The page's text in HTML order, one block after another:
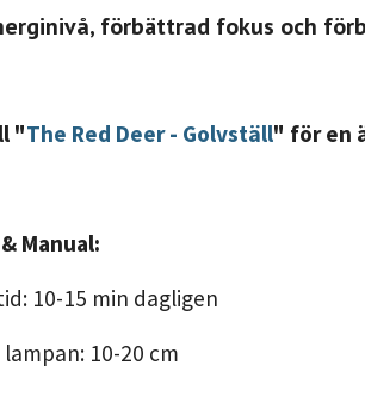
förbättrad fokus och
"The Red Deer - Golvställ" för en
Manual:
10-15 min dagligen
10-20 cm